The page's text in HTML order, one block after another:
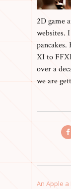
2D game
websites.
XI to
over a
we are
An Apple a